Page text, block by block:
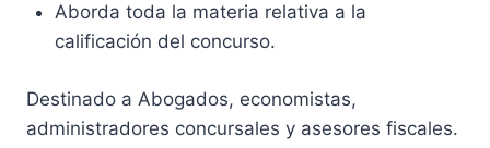
Aborda toda la materia relativa a la
calificación del concurso.
Destinado a Abogados, economistas,
administradores concursales y asesores fiscales.